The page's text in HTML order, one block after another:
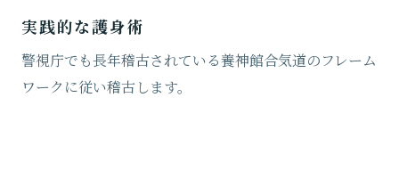
実践的な護身術
警視庁でも長年稽古されている養神館合気道のフレーム
ワークに従い稽古します。